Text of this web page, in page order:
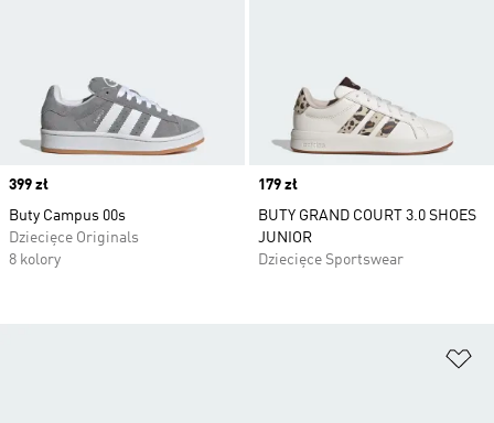
Price
399 zł
Buty Campus 00s
Dziecięce Originals
8 kolory
Price
179 zł
BUTY GRAND COURT 3.0 SHOES
JUNIOR
Dziecięce Sportswear